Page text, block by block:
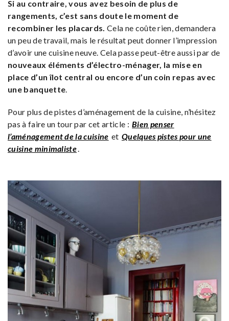
Si au contraire, vous avez besoin de plus de
rangements, c’est sans doute le moment de
recombiner les placards. Cela ne coûte rien, demandera
un peu de travail, mais le résultat peut donner l’impression
d’avoir une cuisine neuve. Cela passe peut-être aussi par de
nouveaux éléments d’électro-ménager, la mise en
place d’un îlot central ou encore d’un coin repas avec
une banquette.
Pour plus de pistes d’aménagement de la cuisine, n’hésitez
pas à faire un tour par cet article : Bien penser
l’aménagement de la cuisine et Quelques pistes pour une
cuisine minimaliste.